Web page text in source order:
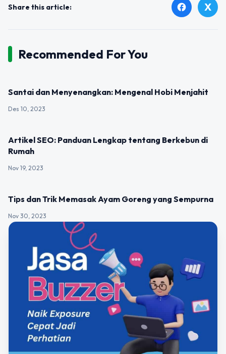
Share this article: facebook X
Recommended For You
Santai dan Menyenangkan: Mengenal Hobi Menjahit
Des 10, 2023
Artikel SEO: Panduan Lengkap tentang Berkebun di
Rumah
Nov 19, 2023
Tips dan Trik Memasak Ayam Goreng yang Sempurna
Nov 30, 2023